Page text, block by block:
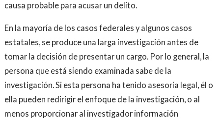
causa probable para acusar un delito.
En la mayoría de los casos federales y algunos casos
estatales, se produce una larga investigación antes de
tomar la decisión de presentar un cargo. Por lo general, la
persona que está siendo examinada sabe de la
investigación. Si esta persona ha tenido asesoría legal, él o
ella pueden redirigir el enfoque de la investigación, o al
menos proporcionar al investigador información